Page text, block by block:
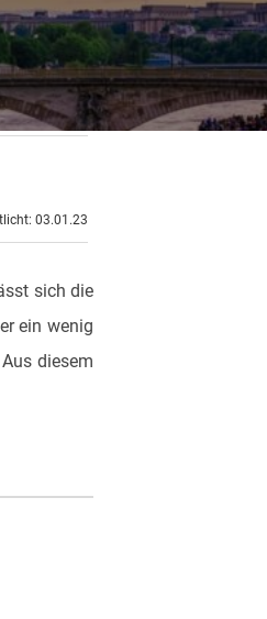
03.01.23
sich die
ein wenig
diesem